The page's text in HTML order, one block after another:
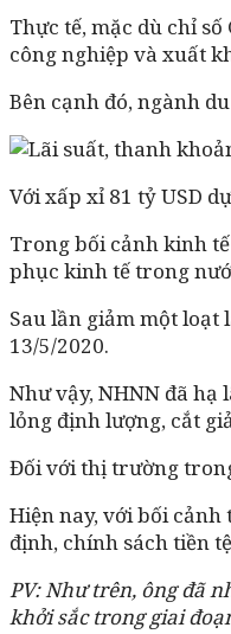
Thực tế, mặc dù chỉ
công nghiệp và xuất
Bên cạnh đó, ngành
Với xấp xỉ 81 tỷ USD
Trong bối cảnh kinh
phục kinh tế trong
Sau lần giảm một loạt
13/5/2020.
Như vậy, NHNN đã
lỏng định lượng, cắt
Đối với thị trường
Hiện nay, với bối
định, chính sách tiền
PV: Như trên, ông đã
khởi sắc trong giai